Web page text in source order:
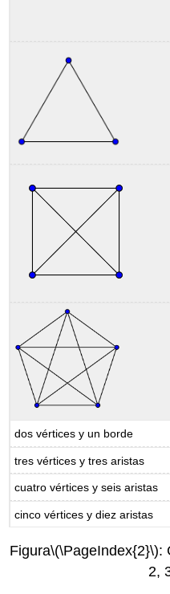
dos vértices y un borde
tres vértices y tres aristas
cuatro vértices y seis aristas
cinco vértices y diez aristas
Figura\(\PageIndex{2}\):
2,